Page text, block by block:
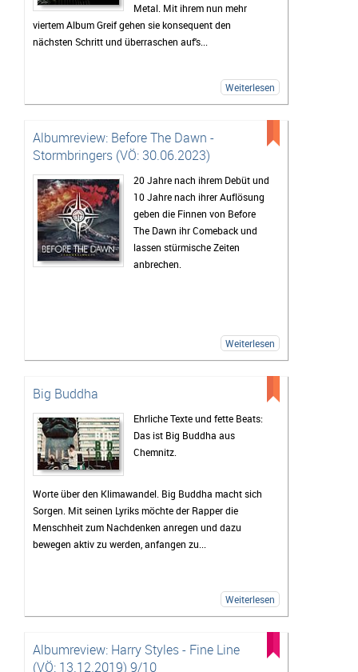
Metal. Mit ihrem nun mehr
viertem Album Greif gehen sie konsequent den
nächsten Schritt und überraschen auf's...
Weiterlesen
Albumreview: Before The Dawn -
Stormbringers (VÖ: 30.06.2023)
20 Jahre nach ihrem Debüt und
10 Jahre nach ihrer Auflösung
geben die Finnen von Before
The Dawn ihr Comeback und
lassen stürmische Zeiten
anbrechen.
Weiterlesen
Big Buddha
Ehrliche Texte und fette Beats:
Das ist Big Buddha aus
Chemnitz.
Worte über den Klimawandel. Big Buddha macht sich
Sorgen. Mit seinen Lyriks möchte der Rapper die
Menschheit zum Nachdenken anregen und dazu
bewegen aktiv zu werden, anfangen zu...
Weiterlesen
Albumreview: Harry Styles - Fine Line
(VÖ: 13.12.2019) 9/10